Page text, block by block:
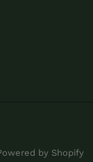
by Shopify